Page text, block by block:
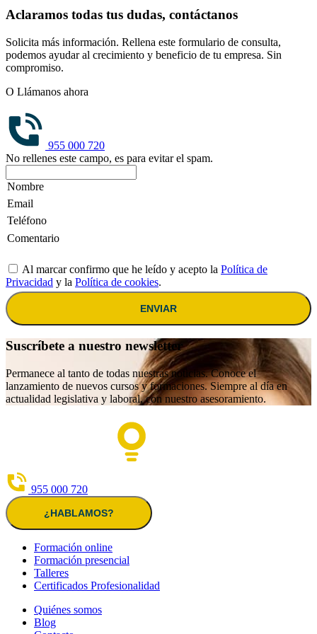
Aclaramos todas tus dudas, contáctanos
Solicita más información. Rellena este formulario de consulta,
podemos ayudar al crecimiento y beneficio de tu empresa. Sin
compromiso.
O Llámanos ahora
955 000 720
No rellenes este campo, es para evitar el spam.
Al marcar confirmo que he leído y acepto la Política de
Privacidad y la Política de cookies.
ENVIAR
Suscríbete a nuestro newsletter
Permanece al tanto de todas nuestras noticias. Conoce el
lanzamiento de nuevos cursos y formaciones. Siempre al día en
actualidad legislativa y laboral, con nuestro asesoramiento.
955 000 720
¿HABLAMOS?
Formación online
Formación presencial
Talleres
Certificados Profesionalidad
Quiénes somos
Blog